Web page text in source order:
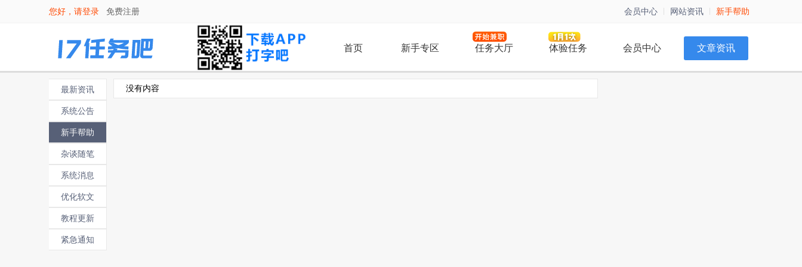
您好，请登录 免费注册 会员中心 网站资讯 新手帮助
首页 新手专区 任务大厅 体验任务 会员中心 文章资讯
最新资讯
系统公告
新手帮助
杂谈随笔
系统消息
优化软文
教程更新
紧急通知
没有内容